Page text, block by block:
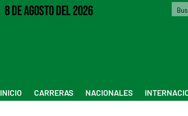
8 de Agosto del 2026
INICIO CARRERAS NACIONALES